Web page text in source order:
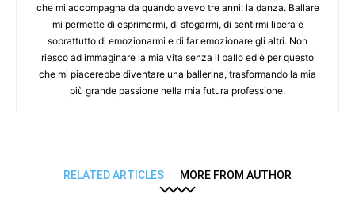
che mi accompagna da quando avevo tre anni: la danza. Ballare
mi permette di esprimermi, di sfogarmi, di sentirmi libera e
soprattutto di emozionarmi e di far emozionare gli altri. Non
riesco ad immaginare la mia vita senza il ballo ed è per questo
che mi piacerebbe diventare una ballerina, trasformando la mia
più grande passione nella mia futura professione.
RELATED ARTICLES MORE FROM AUTHOR